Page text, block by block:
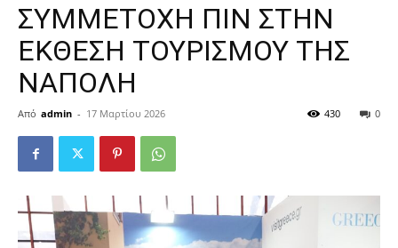
ΣΥΜΜΕΤΟΧΗ ΠΙΝ ΣΤΗΝ
ΕΚΘΕΣΗ ΤΟΥΡΙΣΜΟΥ ΤΗΣ
ΝΑΠΟΛΗ
Από admin - 17 Μαρτίου 2026 0
430